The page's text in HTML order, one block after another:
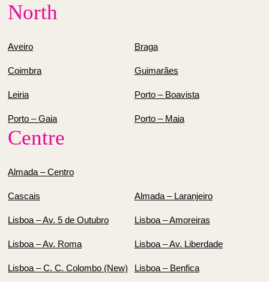
North
Aveiro
Coimbra
Leiria
Porto – Gaia
Braga
Guimarães
Porto – Boavista
Porto – Maia
Centre
Almada – Centro
Cascais
Lisboa – Av. 5 de Outubro
Lisboa – Av. Roma
Lisboa – C. C. Colombo (New)
Almada – Laranjeiro
Lisboa – Amoreiras
Lisboa – Av. Liberdade
Lisboa – Benfica